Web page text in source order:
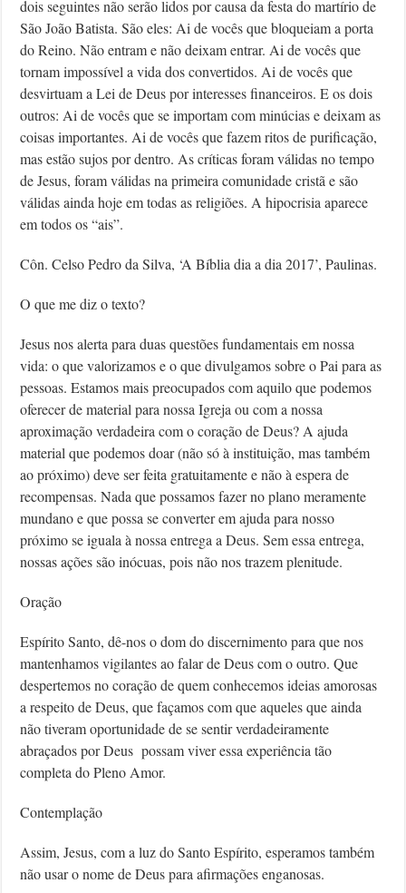
dois seguintes não serão lidos por causa da festa do martírio de
São João Batista. São eles: Ai de vocês que bloqueiam a porta
do Reino. Não entram e não deixam entrar. Ai de vocês que
tornam impossível a vida dos convertidos. Ai de vocês que
desvirtuam a Lei de Deus por interesses financeiros. E os dois
outros: Ai de vocês que se importam com minúcias e deixam as
coisas importantes. Ai de vocês que fazem ritos de purificação,
mas estão sujos por dentro. As críticas foram válidas no tempo
de Jesus, foram válidas na primeira comunidade cristã e são
válidas ainda hoje em todas as religiões. A hipocrisia aparece
em todos os “ais”.
Côn. Celso Pedro da Silva, ‘A Bíblia dia a dia 2017’, Paulinas.
O que me diz o texto?
Jesus nos alerta para duas questões fundamentais em nossa
vida: o que valorizamos e o que divulgamos sobre o Pai para as
pessoas. Estamos mais preocupados com aquilo que podemos
oferecer de material para nossa Igreja ou com a nossa
aproximação verdadeira com o coração de Deus? A ajuda
material que podemos doar (não só à instituição, mas também
ao próximo) deve ser feita gratuitamente e não à espera de
recompensas. Nada que possamos fazer no plano meramente
mundano e que possa se converter em ajuda para nosso
próximo se iguala à nossa entrega a Deus. Sem essa entrega,
nossas ações são inócuas, pois não nos trazem plenitude.
Oração
Espírito Santo, dê-nos o dom do discernimento para que nos
mantenhamos vigilantes ao falar de Deus com o outro. Que
despertemos no coração de quem conhecemos ideias amorosas
a respeito de Deus, que façamos com que aqueles que ainda
não tiveram oportunidade de se sentir verdadeiramente
abraçados por Deus possam viver essa experiência tão
completa do Pleno Amor.
Contemplação
Assim, Jesus, com a luz do Santo Espírito, esperamos também
não usar o nome de Deus para afirmações enganosas.